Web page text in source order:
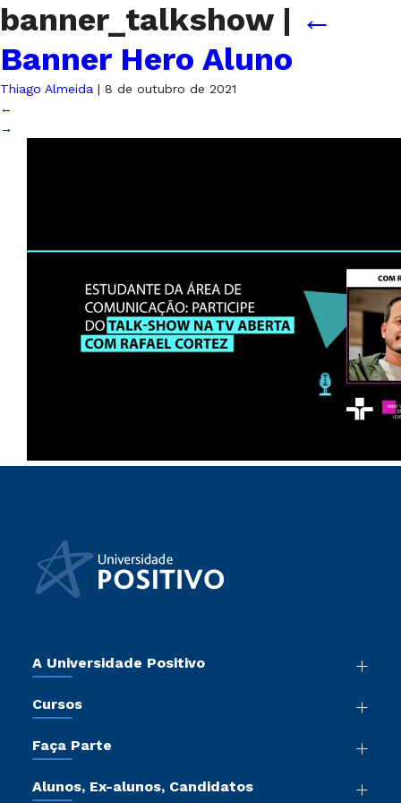
banner_talkshow | ←
Banner Hero Aluno
Thiago Almeida | 8 de outubro de 2021
←
→
A Universidade Positivo
Sala de Imprensa
Trabalhe Conosco
Sou Colaborador
Cursos
Pós-Graduação
Faça Parte
Vestibular Redação
Alunos, Ex-alunos, Candidatos